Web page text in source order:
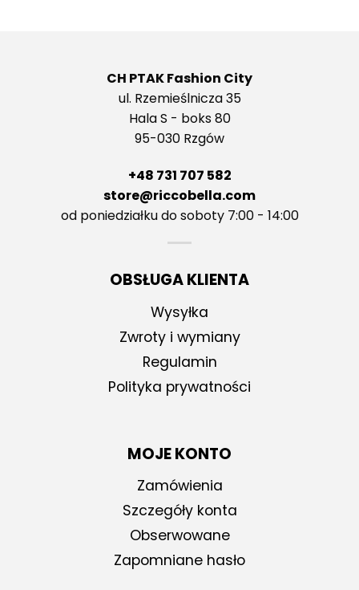
CH PTAK Fashion City
ul. Rzemieślnicza 35
Hala S - boks 80
95-030 Rzgów
+48 731 707 582
store@riccobella.com
od poniedziałku do soboty 7:00 - 14:00
OBSŁUGA KLIENTA
Wysyłka
Zwroty i wymiany
Regulamin
Polityka prywatności
MOJE KONTO
Zamówienia
Szczegóły konta
Obserwowane
Zapomniane hasło